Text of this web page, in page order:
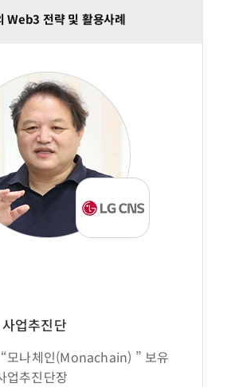
Web3 전략 및 활용사례
업추진단
모나체인(Monachain) ” 보유
업추진단장